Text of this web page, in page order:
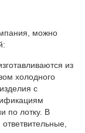
можно
из
холодного
с
по лотку. В